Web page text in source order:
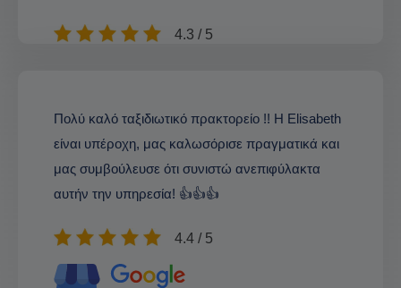
4.3 / 5
Πολύ καλό ταξιδιωτικό πρακτορείο !! Η Elisabeth
είναι υπέροχη, μας καλωσόρισε πραγματικά και
μας συμβούλευσε ότι συνιστώ ανεπιφύλακτα
αυτήν την υπηρεσία! 👍👍👍
4.4 / 5